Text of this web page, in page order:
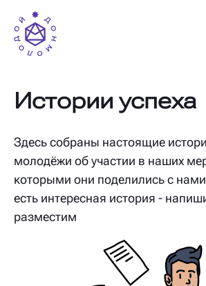
Истории успеха
Здесь собраны настоящие
молодёжи об участии в наших
которыми они поделились с
есть интересная история -
разместим